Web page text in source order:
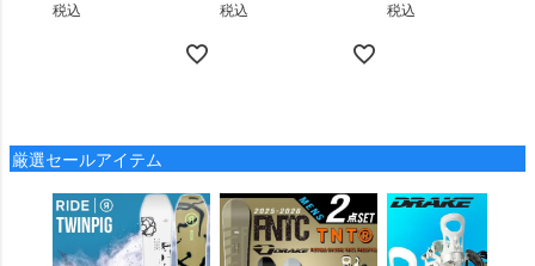
税込 税込 税込
厳選セールアイテム